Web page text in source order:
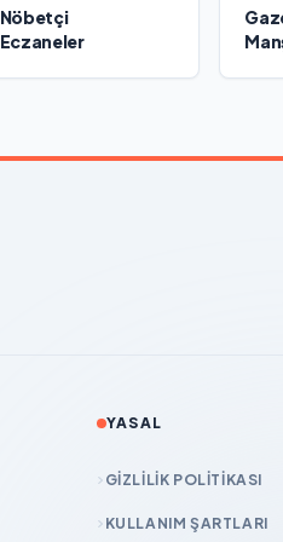
Nöbetçi
Eczaneler
YASAL
GIZLILIK POLITIKASI
KULLANIM ŞARTLARI